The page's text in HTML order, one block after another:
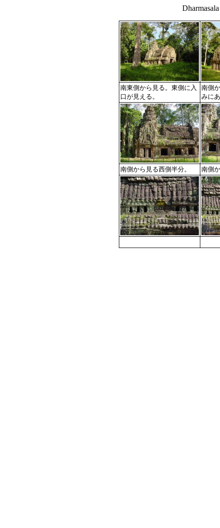
南東側から見る。東側に入
口が見える。
南側
みに
南側から見る西側半分。 南側